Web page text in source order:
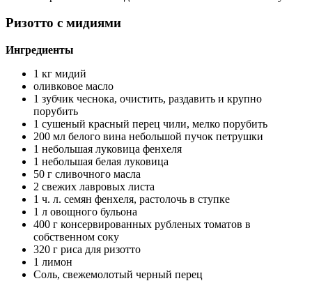
Ризотто с мидиями
Ингредиенты
1 кг мидий
оливковое масло
1 зубчик чеснока, очистить, раздавить и крупно
порубить
1 сушеный красный перец чили, мелко порубить
200 мл белого вина небольшой пучок петрушки
1 небольшая луковица фенхеля
1 небольшая белая луковица
50 г сливочного масла
2 свежих лавровых листа
1 ч. л. семян фенхеля, растолочь в ступке
1 л овощного бульона
400 г консервированных рубленых томатов в
собственном соку
320 г риса для ризотто
1 лимон
Соль, свежемолотый черный перец